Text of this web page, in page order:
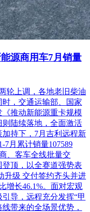
源商用车7月销量
轮上调，各地老旧柴油
，交通运输部、国家
推动新能源重卡规模
陆续落地，全面激活
持下，7月吉利远程新
7月累计销量107589
、客车全线批量交
顶，以全赛道强势表
升级 交付签约齐头并进
增长46.1%。面对宏观
导，远程充分发挥“甲
带来的全场景优势，